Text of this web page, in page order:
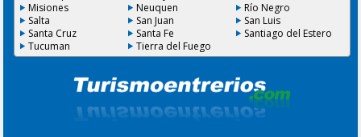
Misiones
Neuquen
Río Negro
Salta
San Juan
San Luis
Santa Cruz
Santa Fe
Santiago del Estero
Tucuman
Tierra del Fuego